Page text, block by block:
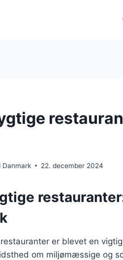
Danmark 22. december 2024
er blevet en
om miljømæssige og